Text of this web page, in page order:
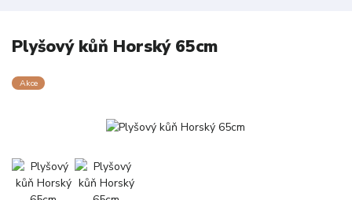
Plyšový kůň Horský 65cm
Akce